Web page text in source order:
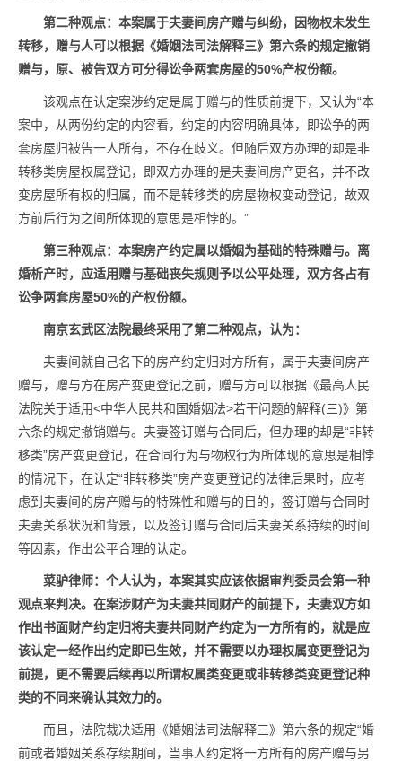
第二种观点：本案属于夫妻间房产赠与纠纷，因物权未发生
转移，赠与人可以根据《婚姻法司法解释三》第六条的规定撤销
赠与，原、被告双方可分得讼争两套房屋的50%产权份额。
该观点在认定案涉约定是属于赠与的性质前提下，又认为“本
案中，从两份约定的内容看，约定的内容明确具体，即讼争的两
套房屋归被告一人所有，不存在歧义。但随后双方办理的却是非
转移类房屋权属登记，即双方办理的是夫妻间房产更名，并不改
变房屋所有权的归属，而不是转移类的房屋物权变动登记，故双
方前后行为之间所体现的意思是相悖的。”
第三种观点：本案房产约定属以婚姻为基础的特殊赠与。离
婚析产时，应适用赠与基础丧失规则予以公平处理，双方各占有
讼争两套房屋50%的产权份额。
南京玄武区法院最终采用了第二种观点，认为：
夫妻间就自己名下的房产约定归对方所有，属于夫妻间房产
赠与，赠与方在房产变更登记之前，赠与方可以根据《最高人民
法院关于适用<中华人民共和国婚姻法>若干问题的解释(三)》第
六条的规定撤销赠与。夫妻签订赠与合同后，但办理的却是“非转
移类”房产变更登记，在合同行为与物权行为所体现的意思是相悖
的情况下，在认定“非转移类”房产变更登记的法律后果时，应考
虑到夫妻间的房产赠与的特殊性和赠与的目的，签订赠与合同时
夫妻关系状况和背景，以及签订赠与合同后夫妻关系持续的时间
等因素，作出公平合理的认定。
菜驴律师：个人认为，本案其实应该依据审判委员会第一种
观点来判决。在案涉财产为夫妻共同财产的前提下，夫妻双方如
作出书面财产约定归将夫妻共同财产约定为一方所有的，就是应
该认定一经作出约定即已生效，并不需要以办理权属变更登记为
前提，更不需要后续再以所谓权属类变更或非转移类变更登记种
类的不同来确认其效力的。
而且，法院裁决适用《婚姻法司法解释三》第六条的规定“婚
前或者婚姻关系存续期间，当事人约定将一方所有的房产赠与另